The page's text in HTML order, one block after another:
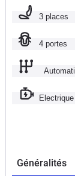
3 places
4 portes
Electrique
Généralités